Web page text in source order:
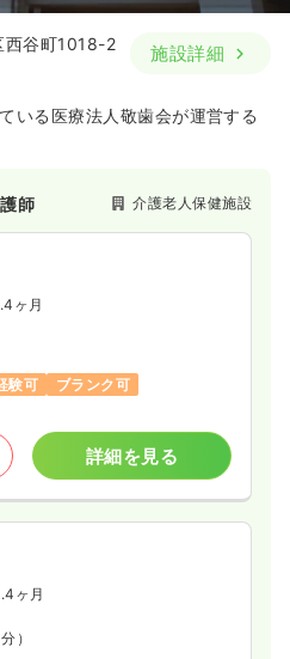
西谷町1018-2
施設詳細
いる医療法人敬歯会が運営する
師 介護老人保健施設
ヶ月
験可
ブランク可
詳細を見る
ヶ月
）